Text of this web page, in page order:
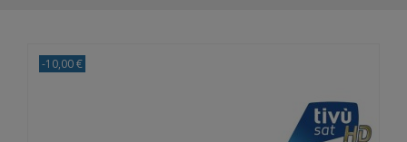
-10,00 €